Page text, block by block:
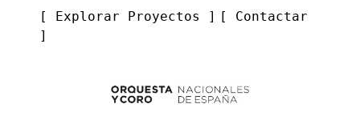
[ Explorar Proyectos ] [ Contactar
]